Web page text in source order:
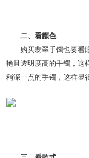
二、看颜色
购买翡翠手镯也要看
艳且透明度高的手镯，这
稍深一点的手镯，这样显